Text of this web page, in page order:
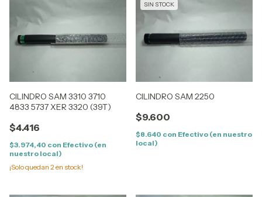
CILINDRO SAM 3310 3710
4833 5737 XER 3320 (39T)
$4.416
$3.974,40 con Efectivo (en
nuestro local)
¡Solo quedan 2en stock!
SIN STOCK
CILINDRO SAM 2250
$9.600
$8.640 con Efectivo (en nuestro
local)